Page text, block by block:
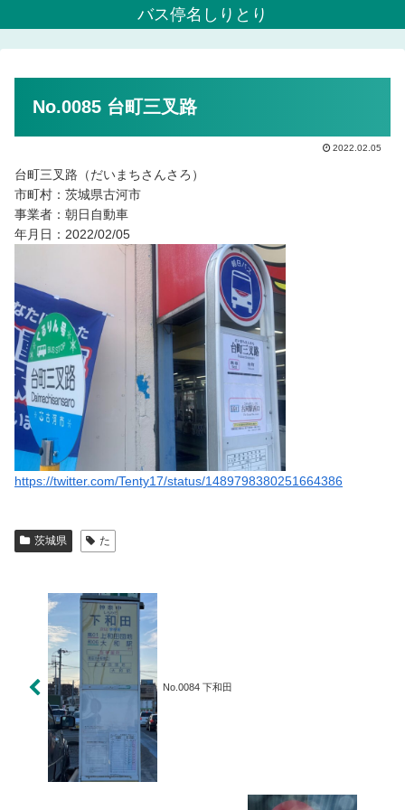
バス停名しりとり
No.0085 台町三叉路
2022.02.05
台町三叉路（だいまちさんさろ）
市町村：茨城県古河市
事業者：朝日自動車
年月日：2022/02/05
https://twitter.com/Tenty17/status/1489798380251664386
茨城県 た
No.0084 下和田